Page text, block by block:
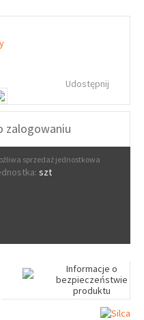
Udostępnij
zalogowaniu
sprzedaż jednostkowa
szt
Informacje o
bezpieczeństwie
produktu